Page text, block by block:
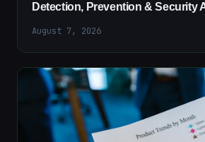
Detection, Prevention & Security
August 7, 2026